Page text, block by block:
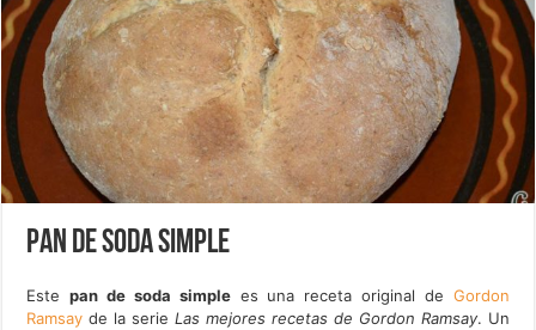
Pan de soda simple
Estepan de soda simplees una receta original de Gordon
Ramsay de la serieLas mejores recetas de Gordon Ramsay. Un